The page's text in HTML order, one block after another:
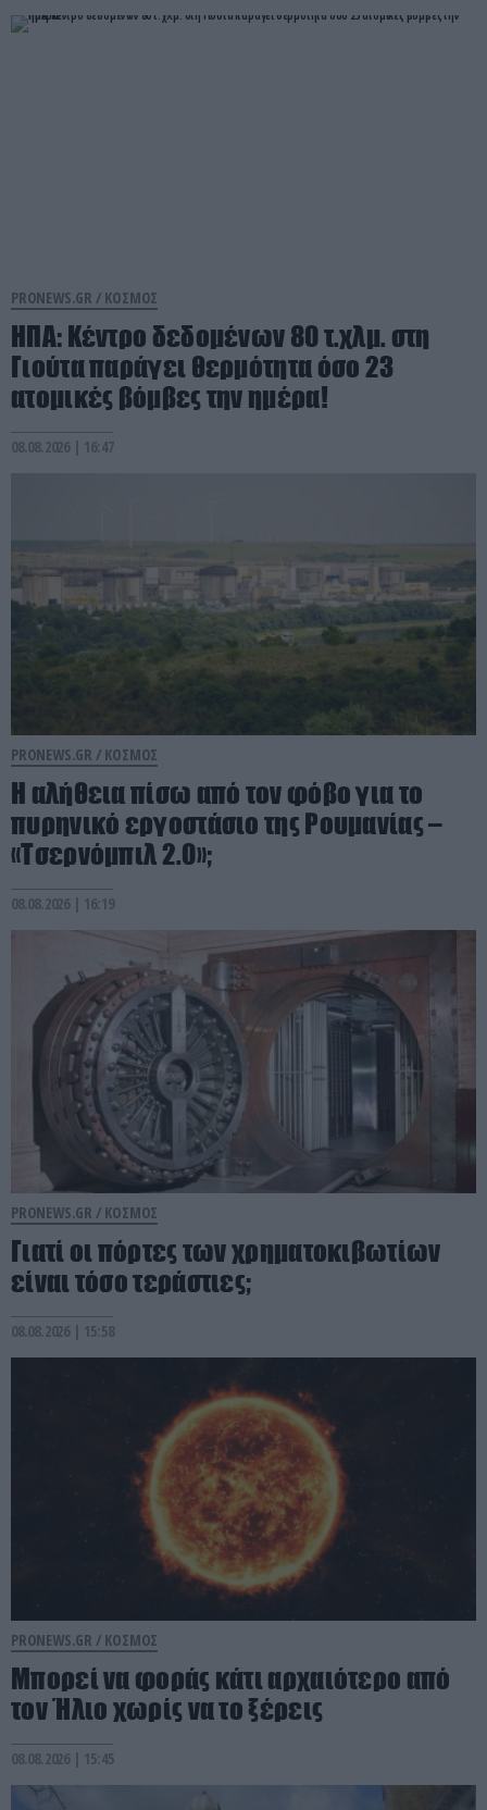
PRONEWS.GR / ΚΟΣΜΟΣ
ΗΠΑ: Κέντρο δεδομένων 80 τ.χλμ. στη
Γιούτα παράγει θερμότητα όσο 23
ατομικές βόμβες την ημέρα!
08.08.2026 | 16:47
PRONEWS.GR / ΚΟΣΜΟΣ
Η αλήθεια πίσω από τον φόβο για το
πυρηνικό εργοστάσιο της Ρουμανίας –
«Τσερνόμπιλ 2.0»;
08.08.2026 | 16:19
PRONEWS.GR / ΚΟΣΜΟΣ
Γιατί οι πόρτες των χρηματοκιβωτίων
είναι τόσο τεράστιες;
08.08.2026 | 15:58
PRONEWS.GR / ΚΟΣΜΟΣ
Μπορεί να φοράς κάτι αρχαιότερο από
τον Ήλιο χωρίς να το ξέρεις
08.08.2026 | 15:45